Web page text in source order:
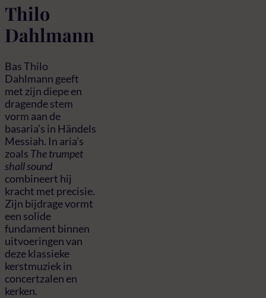
Thilo
Dahlmann
Bas Thilo
Dahlmann geeft
met zijn diepe en
dragende stem
vorm aan de
basaria’s in Händels
Messiah. In aria’s
zoals The trumpet
shall sound
combineert hij
kracht met precisie.
Zijn bijdrage vormt
een solide
fundament binnen
uitvoeringen van
deze klassieke
kerstmuziek in
concertzalen en
kerken.